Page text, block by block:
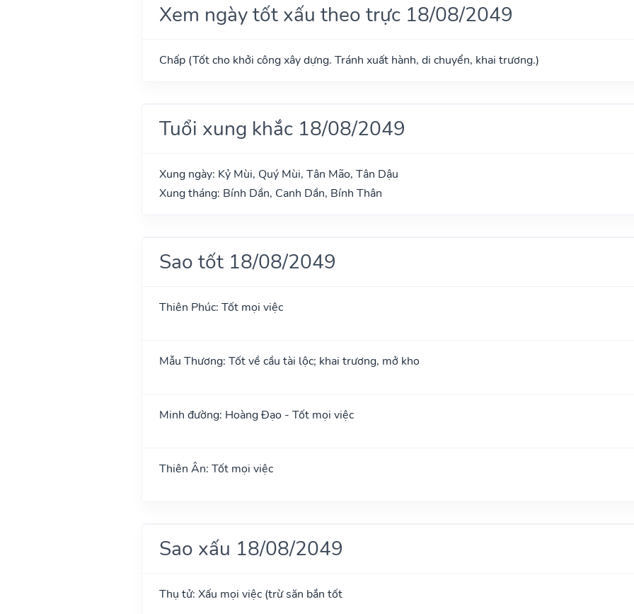
Xem ngày tốt xấu theo trực 18/08/2049
Chấp (Tốt cho khởi công xây dựng. Tránh xuất hành, di chuyển, khai trương.)
Tuổi xung khắc 18/08/2049
Xung ngày: Kỷ Mùi, Quý Mùi, Tân Mão, Tân Dậu
Xung tháng: Bính Dần, Canh Dần, Bính Thân
Sao tốt 18/08/2049
Thiên Phúc: Tốt mọi việc
Mẫu Thương: Tốt về cầu tài lộc; khai trương, mở kho
Minh đường: Hoàng Đạo - Tốt mọi việc
Thiên Ân: Tốt mọi việc
Sao xấu 18/08/2049
Thụ tử: Xấu mọi việc (trừ săn bắn tốt